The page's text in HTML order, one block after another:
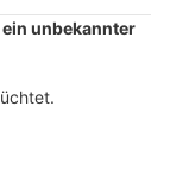
unbekannter